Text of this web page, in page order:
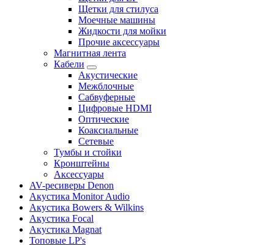
Щетки для стилуса
Моечные машины
Жидкости для мойки
Прочие аксессуары
Магнитная лента
Кабели
Акустические
Межблочные
Сабвуферные
Цифровые HDMI
Оптические
Коаксиальные
Сетевые
Тумбы и стойки
Кронштейны
Аксессуары
AV-ресиверы Denon
Акустика Monitor Audio
Акустика Bowers & Wilkins
Акустика Focal
Акустика Magnat
Топовые LP's